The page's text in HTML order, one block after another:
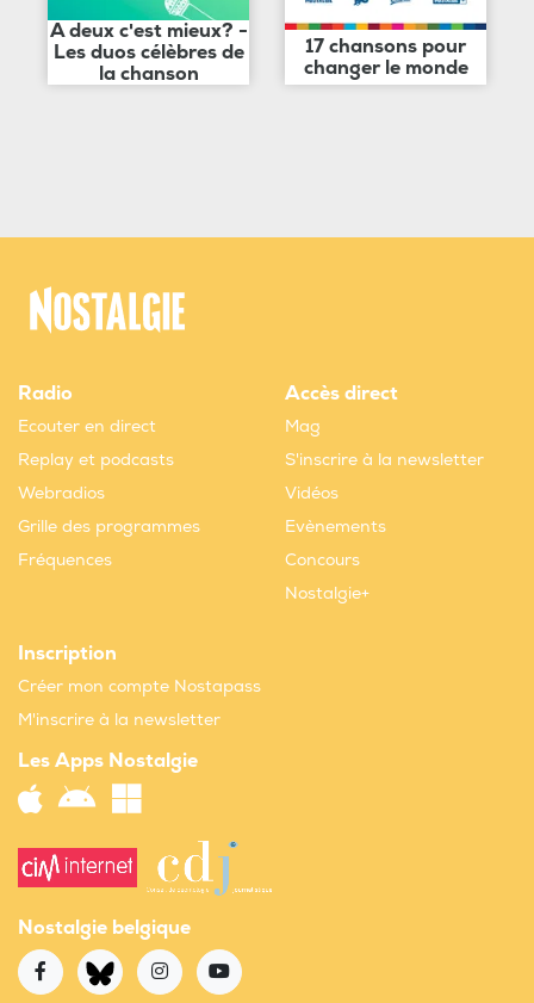
A deux c'est mieux? -
Les duos célèbres de
la chanson
17 chansons pour
changer le monde
Radio
Ecouter en direct
Replay et podcasts
Webradios
Grille des programmes
Fréquences
Accès direct
Mag
S'inscrire à la newsletter
Vidéos
Evènements
Concours
Nostalgie+
Inscription
Créer mon compte Nostapass
M'inscrire à la newsletter
Les Apps Nostalgie
Nostalgie belgique